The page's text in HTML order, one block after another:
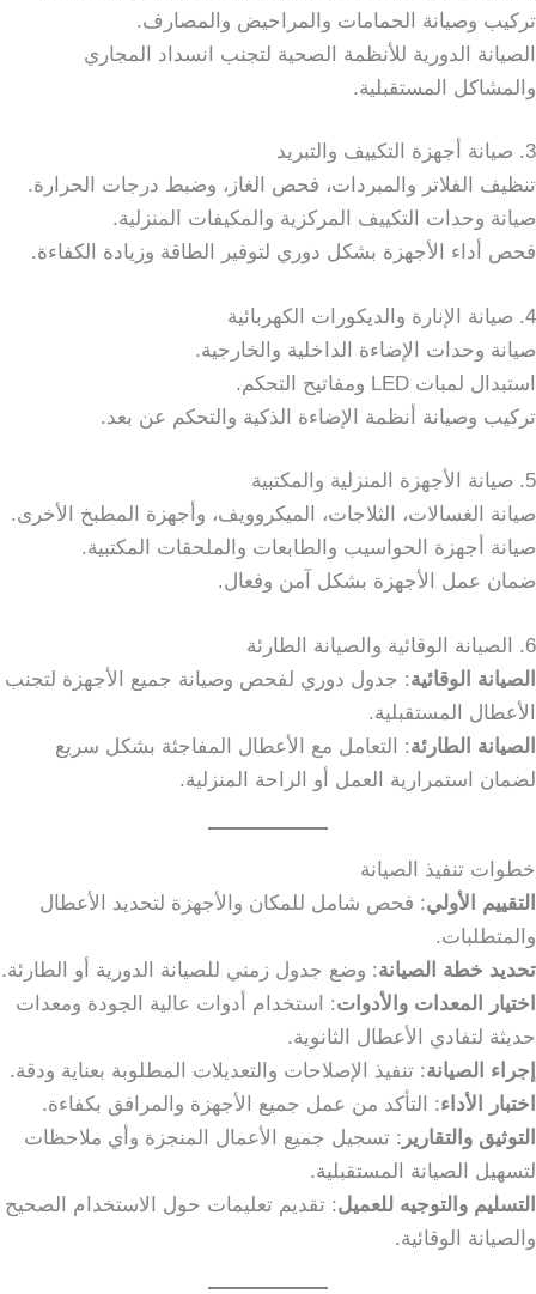
تركيب وصيانة الحمامات والمراحيض والمصارف.
الصيانة الدورية للأنظمة الصحية لتجنب انسداد المجاري
والمشاكل المستقبلية.
3. صيانة أجهزة التكييف والتبريد
تنظيف الفلاتر والمبردات، فحص الغاز، وضبط درجات الحرارة.
صيانة وحدات التكييف المركزية والمكيفات المنزلية.
فحص أداء الأجهزة بشكل دوري لتوفير الطاقة وزيادة الكفاءة.
4. صيانة الإنارة والديكورات الكهربائية
صيانة وحدات الإضاءة الداخلية والخارجية.
استبدال لمبات LED ومفاتيح التحكم.
تركيب وصيانة أنظمة الإضاءة الذكية والتحكم عن بعد.
5. صيانة الأجهزة المنزلية والمكتبية
صيانة الغسالات، الثلاجات، الميكروويف، وأجهزة المطبخ الأخرى.
صيانة أجهزة الحواسيب والطابعات والملحقات المكتبية.
ضمان عمل الأجهزة بشكل آمن وفعال.
6. الصيانة الوقائية والصيانة الطارئة
الصيانة الوقائية: جدول دوري لفحص وصيانة جميع الأجهزة لتجنب
الأعطال المستقبلية.
الصيانة الطارئة: التعامل مع الأعطال المفاجئة بشكل سريع
لضمان استمرارية العمل أو الراحة المنزلية.
خطوات تنفيذ الصيانة
التقييم الأولي: فحص شامل للمكان والأجهزة لتحديد الأعطال
والمتطلبات.
تحديد خطة الصيانة: وضع جدول زمني للصيانة الدورية أو الطارئة.
اختيار المعدات والأدوات: استخدام أدوات عالية الجودة ومعدات
حديثة لتفادي الأعطال الثانوية.
إجراء الصيانة: تنفيذ الإصلاحات والتعديلات المطلوبة بعناية ودقة.
اختبار الأداء: التأكد من عمل جميع الأجهزة والمرافق بكفاءة.
التوثيق والتقارير : تسجيل جميع الأعمال المنجزة وأي ملاحظات
لتسهيل الصيانة المستقبلية.
التسليم والتوجيه للعميل: تقديم تعليمات حول الاستخدام الصحيح
والصيانة الوقائية.